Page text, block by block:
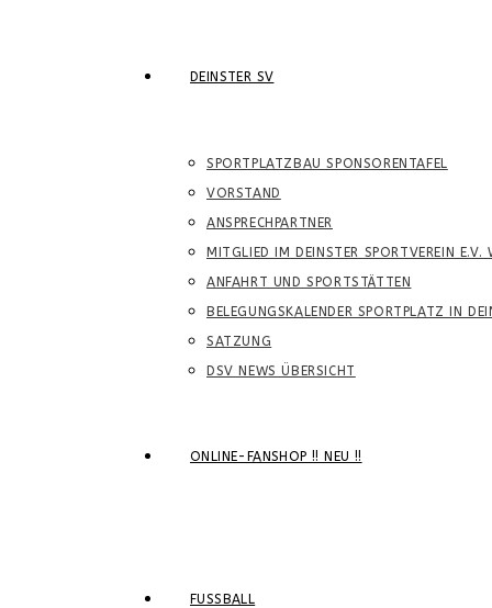
DEINSTER SV
SPORTPLATZBAU SPONSORENTAFEL
VORSTAND
ANSPRECHPARTNER
MITGLIED IM DEINSTER SPORTVEREIN E.V.
ANFAHRT UND SPORTSTÄTTEN
BELEGUNGSKALENDER SPORTPLATZ IN
SATZUNG
DSV NEWS ÜBERSICHT
ONLINE-FANSHOP !! NEU !!
FUSSBALL